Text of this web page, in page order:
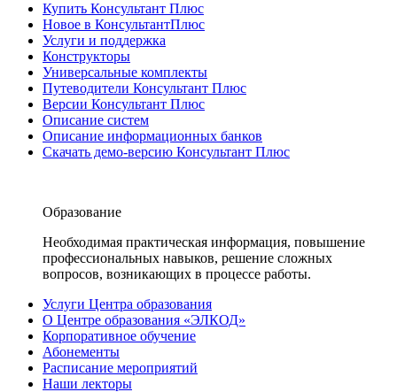
Купить Консультант Плюс
Новое в КонсультантПлюс
Услуги и поддержка
Конструкторы
Универсальные комплекты
Путеводители Консультант Плюс
Версии Консультант Плюс
Описание систем
Описание информационных банков
Скачать демо-версию Консультант Плюс
Образование
Необходимая практическая информация, повышение
профессиональных навыков, решение сложных
вопросов, возникающих в процессе работы.
Услуги Центра образования
О Центре образования «ЭЛКОД»
Корпоративное обучение
Абонементы
Расписание мероприятий
Наши лекторы